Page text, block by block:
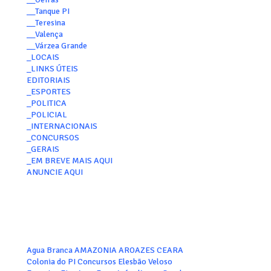
__Tanque PI
__Teresina
__Valença
__Várzea Grande
_LOCAIS
_LINKS ÚTEIS
EDITORIAIS
_ESPORTES
_POLITICA
_POLICIAL
_INTERNACIONAIS
_CONCURSOS
_GERAIS
_EM BREVE MAIS AQUI
ANUNCIE AQUI
Agua Branca AMAZONIA AROAZES CEARA
Colonia do PI Concursos Elesbão Veloso